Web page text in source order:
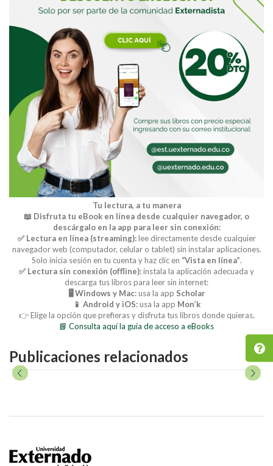
Tu lectura, a tu manera
📖 Disfruta tu eBook en línea desde cualquier navegador, o
descárgalo en la app para leer sin conexión:
✅ Lectura en línea (streaming):lee directamente desde cualquier
navegador web (computador, celular o tablet) sin instalar aplicaciones.
Solo inicia sesión en tu cuenta y haz clic en “Vista en línea”.
✅ Lectura sin conexión (offline):instala la aplicación adecuada y
descarga tus libros para leer sin internet:
🖥️ Windows y Mac:usa la app Scholar
📱 Android y iOS:usa la app Mon’k
👉 Elige la opción que prefieras y disfruta tus libros donde quieras.
📘 Consulta aquí la guía de acceso a eBooks
Publicaciones relacionados